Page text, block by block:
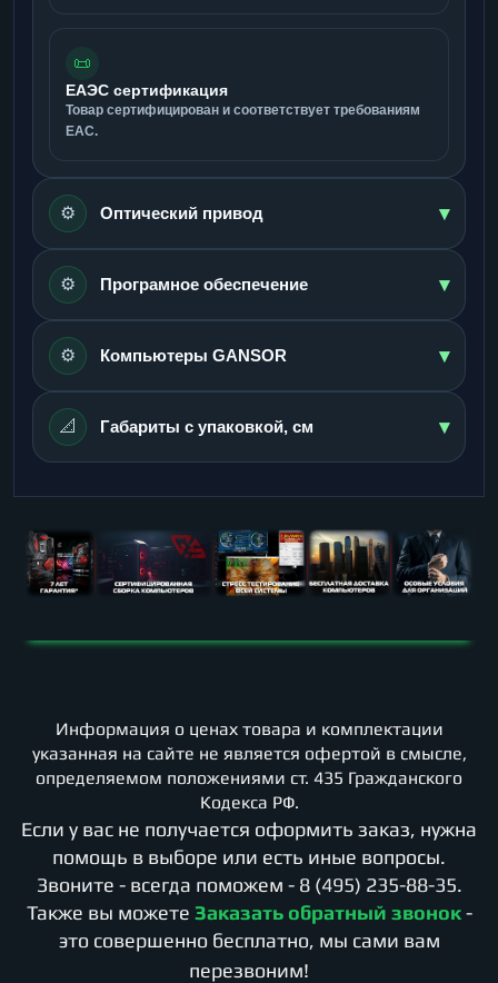
📜
ЕАЭС сертификация
Товар сертифицирован и соответствует требованиям
ЕАС.
⚙️ Оптический привод ▾
⚙️ Програмное обеспечение ▾
⚙️ Компьютеры GANSOR ▾
📐 Габариты с упаковкой, см ▾
Информация о ценах товара и комплектации
указанная на сайте не является офертой в смысле,
определяемом положениями ст. 435 Гражданского
Кодекса РФ.
Если у вас не получается оформить заказ, нужна
помощь в выборе или есть иные вопросы.
Звоните - всегда поможем - 8 (495) 235-88-35.
Также вы можете Заказать обратный звонок -
это совершенно бесплатно, мы сами вам
перезвоним!